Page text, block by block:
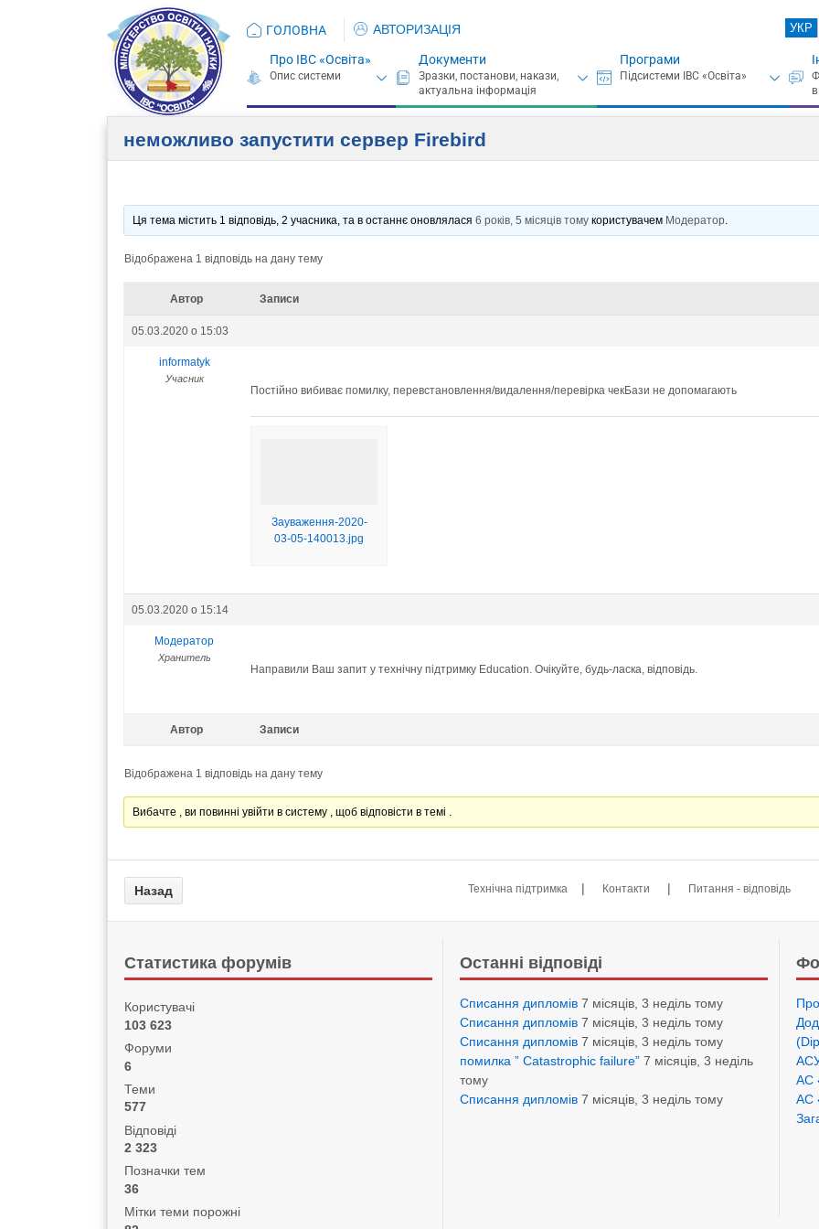
ГОЛОВНА АВТОРИЗАЦІЯ УКР
Про ІВС «Освіта» Документи Програми
неможливо запустити сервер Firebird
Ця тема містить 1 відповідь, 2 учасника, та в останнє оновлялася6 років, 5 місяців тому користувачем Модератор
Відображена 1 відповідь на дану тему
Автор Записи
05.03.2020 о 15:03
informatyk
Учасник
Постійно вибиває помилку, перевстановлення/видалення/перевірка чекБази не допомагають
Зауваження-2020-
03-05-140013.jpg
05.03.2020 о 15:14
Модератор
Хранитель
Направили Ваш запит у технічну підтримку Education. Очікуйте, будь-ласка, відповідь.
Автор Записи
Відображена 1 відповідь на дану тему
Вибачте , ви повинні увійти в систему , щоб відповісти в темі .
Технічна підтримка | Контакти | Питання - відповідь
Статистика форумів
Користувачі
103 623
Форуми
6
Теми
577
Відповіді
2 323
Позначки тем
36
Мітки теми порожні
Останні відповіді
Списання дипломів 7 місяців, 3 неділь тому
Списання дипломів 7 місяців, 3 неділь тому
Списання дипломів 7 місяців, 3 неділь тому
помилка ” Catastrophic failure” 7 місяців, 3 неділь
тому
Списання дипломів 7 місяців, 3 неділь тому
АС
АС